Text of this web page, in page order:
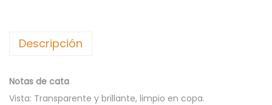
R
P
L
Descripción
Notas de cata
Vista: Transparente y brillante, limpio en copa.